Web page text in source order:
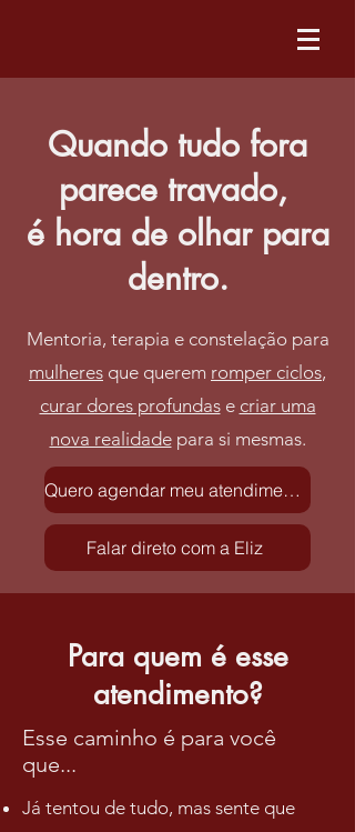
Quando tudo fora
parece travado,
é hora de olhar para
dentro.
Mentoria, terapia e constelação para
mulheres que querem romper ciclos,
curar dores profundase criar uma
nova realidadepara si mesmas.
Quero agendar meu atendimento
Falar direto com a Eliz
Para quem é esse
atendimento?
Esse caminho é para você
que...
Já tentou de tudo, mas sente que